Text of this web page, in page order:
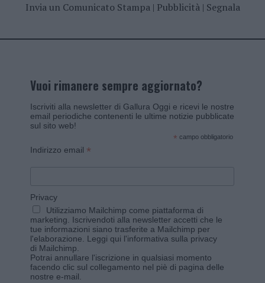
Invia un Comunicato Stampa| Pubblicità| Segnala
Vuoi rimanere sempre aggiornato?
Iscriviti alla newsletter di Gallura Oggi e ricevi le nostre
email periodiche contenenti le ultime notizie pubblicate
sul sito web!
* campo obbligatorio
Indirizzo email *
Privacy
Utilizziamo Mailchimp come piattaforma di
marketing. Iscrivendoti alla newsletter accetti che le
tue informazioni siano trasferite a Mailchimp per
l'elaborazione. Leggi qui l'informativa sulla privacy
di Mailchimp
Potrai annullare l'iscrizione in qualsiasi momento
facendo clic sul collegamento nel piè di pagina delle
nostre e-mail.